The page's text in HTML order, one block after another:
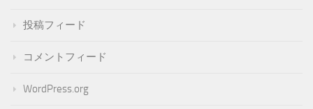
投稿フィード
コメントフィード
WordPress.org